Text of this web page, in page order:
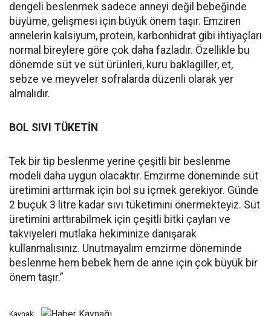
dengeli beslenmek sadece anneyi değil bebeğinde
büyüme, gelişmesi için büyük önem taşır. Emziren
annelerin kalsiyum, protein, karbonhidrat gibi ihtiyaçları
normal bireylere göre çok daha fazladır. Özellikle bu
dönemde süt ve süt ürünleri, kuru baklagiller, et,
sebze ve meyveler sofralarda düzenli olarak yer
almalıdır.
BOL SIVI TÜKETİN
Tek bir tip beslenme yerine çeşitli bir beslenme
modeli daha uygun olacaktır. Emzirme döneminde süt
üretimini arttırmak için bol su içmek gerekiyor. Günde
2 buçuk 3 litre kadar sıvı tüketimini önermekteyiz. Süt
üretimini arttırabilmek için çeşitli bitki çayları ve
takviyeleri mutlaka hekiminize danışarak
kullanmalısınız. Unutmayalım emzirme döneminde
beslenme hem bebek hem de anne için çok büyük bir
önem taşır.”